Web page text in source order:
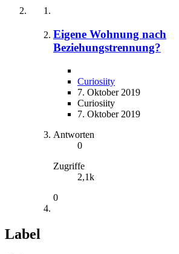
Eigene Wohnung nach
Beziehungstrennung?
Curiosiity
7. Oktober 2019
Curiosiity
7. Oktober 2019
Antworten
0
Zugriffe
2,1k
0
Label